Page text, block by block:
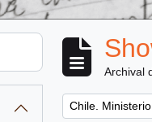
Archival
Remove filter:
Chile.